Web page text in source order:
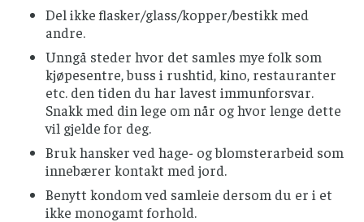
probiotika.
urtebaserte kosttilskudd.
KRYDDER (TØRKET) OG FRISKE URTER
Ferske urter og tørket krydder fra norske
produsenter kan brukes uten
varmebehandling.
Importerte ferske urter og tørket krydder
bør varmebehandles før bruk.
Del ikke flasker/glass/kopper/bestikk med
andre.
Unngå steder hvor det samles mye folk som
kjøpesentre, buss i rushtid, kino, restauranter
etc. den tiden du har lavest immunforsvar.
Snakk med din lege om når og hvor lenge dette
vil gjelde for deg.
Bruk hansker ved hage- og blomsterarbeid som
innebærer kontakt med jord.
Benytt kondom ved samleie dersom du er i et
ikke monogamt forhold.